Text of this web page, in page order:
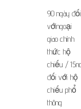
90 ngày đối
vớingoại
giao chính
thức hộ
chiếu / 15
đối với hộ
chiếu phổ
thông